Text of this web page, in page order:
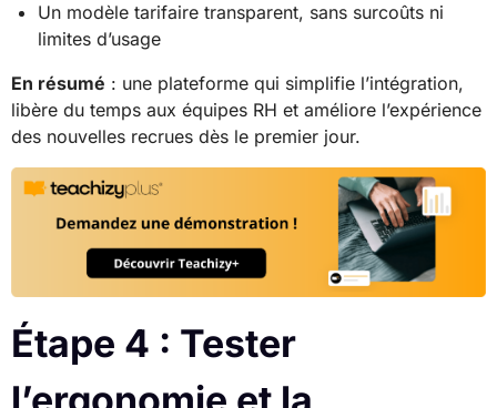
Un modèle tarifaire transparent, sans surcoûts ni
limites d’usage
En résumé : une plateforme qui simplifie l’intégration,
libère du temps aux équipes RH et améliore l’expérience
des nouvelles recrues dès le premier jour.
Étape 4 : Tester